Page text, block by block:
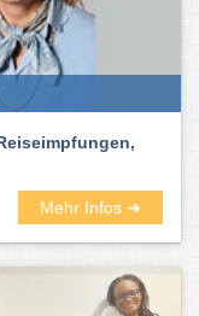
Mehr Infos ➜